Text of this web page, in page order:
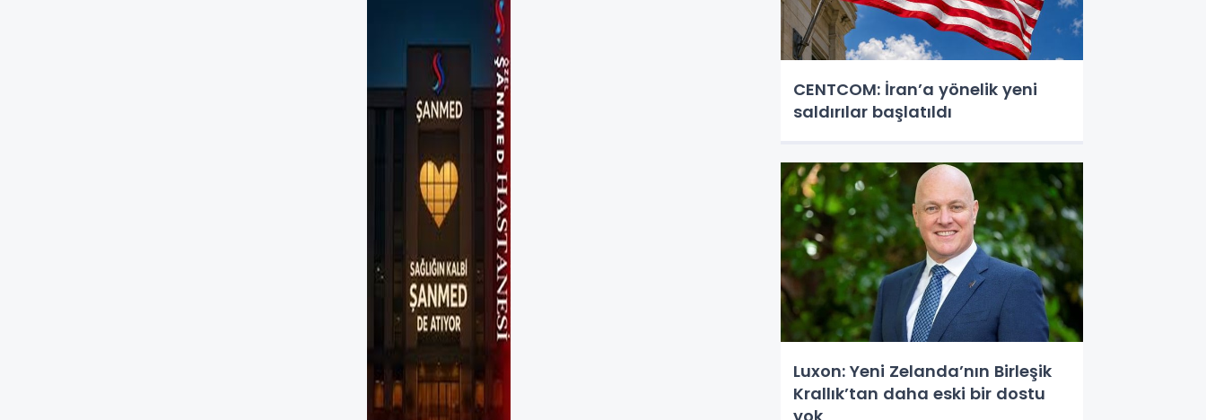
CENTCOM: İran’a yönelik yeni
saldırılar başlatıldı
Luxon: Yeni Zelanda’nın Birleşik
Krallık’tan daha eski bir dostu